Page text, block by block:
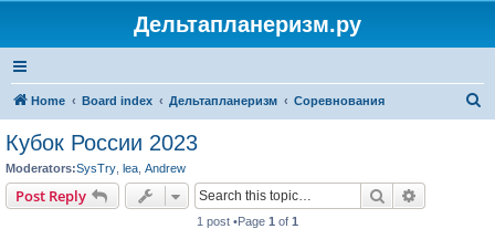
Дельтапланеризм.ру
Home Board index Дельтапланеризм Соревнования
Кубок России 2023
Moderators:SysTry lea Andrew
Post Reply Search
1 post •Page 1 of 1